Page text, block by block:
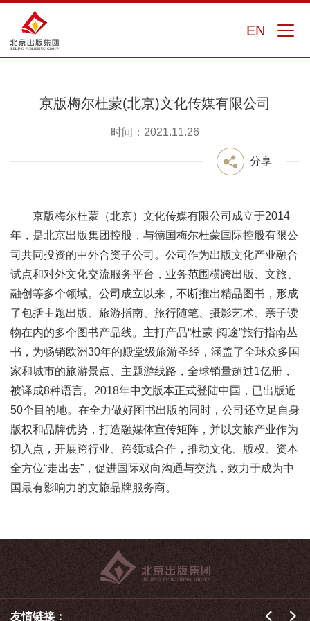
EN
京版梅尔杜蒙(北京)文化传媒有限公司
时间：2021.11.26
分享
京版梅尔杜蒙（北京）文化传媒有限公司成立于2014
年，是北京出版集团控股，与德国梅尔杜蒙国际控股有限公
司共同投资的中外合资子公司。公司作为出版文化产业融合
试点和对外文化交流服务平台，业务范围横跨出版、文旅、
融创等多个领域。公司成立以来，不断推出精品图书，形成
了包括主题出版、旅游指南、旅行随笔、摄影艺术、亲子读
物在内的多个图书产品线。主打产品“杜蒙·阅途”旅行指南丛
书，为畅销欧洲30年的殿堂级旅游圣经，涵盖了全球众多国
家和城市的旅游景点、主题游线路，全球销量超过1亿册，
被译成8种语言。2018年中文版本正式登陆中国，已出版近
50个目的地。在全力做好图书出版的同时，公司还立足自身
版权和品牌优势，打造融媒体宣传矩阵，并以文旅产业作为
切入点，开展跨行业、跨领域合作，推动文化、版权、资本
全方位“走出去”，促进国际双向沟通与交流，致力于成为中
国最有影响力的文旅品牌服务商。
友情链接：